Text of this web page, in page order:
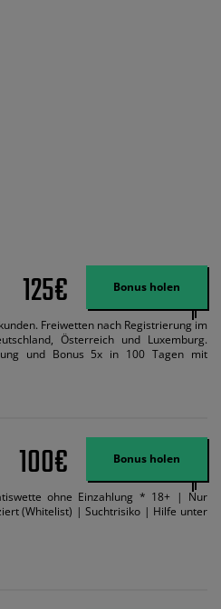
125€ Bonus holen
Freiwetten nach Registrierung im
Österreich und Luxemburg.
und Bonus 5x in 100 Tagen mit
AGB gelten. Lizenziert; Hilfe bei
100€ Bonus holen
ohne Einzahlung * 18+ | Nur
(Whitelist) | Suchtrisiko | Hilfe unter